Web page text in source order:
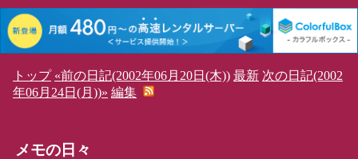
トップ «前の日記(2002年06月20日(木)) 最新 次の日記(2002
年06月24日(月))» 編集
メモの日々